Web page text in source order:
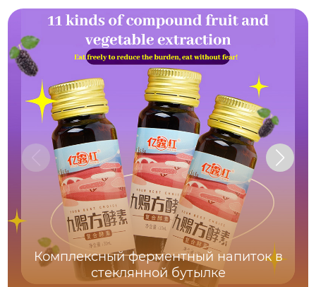
Комплексный ферментный напиток в
стеклянной бутылке